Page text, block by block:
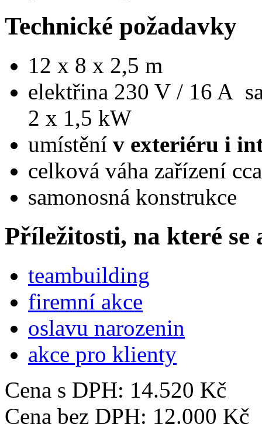
Technické požadavky
12 x 8 x 2,5 m
elektřina 230 V / 16 A
2 x 1,5 kW
umístění v exteriéru i
celková váha zařízení
samonosná konstrukce
Příležitosti, na které se
teambuilding
firemní akce
oslavu narozenin
akce pro klienty
Cena s DPH: 14.520 Kč
Cena bez DPH: 12.000 Kč